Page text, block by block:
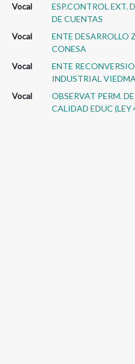
Vocal
ESP.CONTROL EXT.
DE CUENTAS
Vocal
ENTE DESARROLLO
CONESA
Vocal
ENTE
INDUSTRIAL VIEDMA
Vocal
OBSERVAT PERM.
CALIDAD EDUC (LEY